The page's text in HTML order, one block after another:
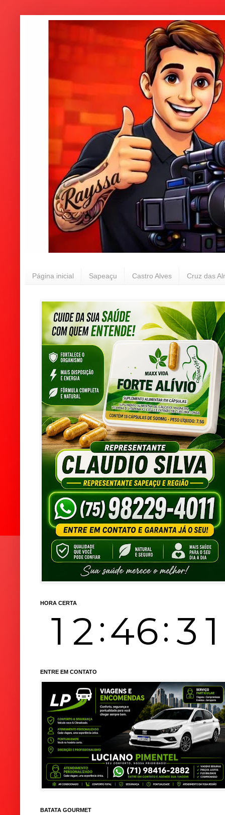
Página inicial Sapeaçu Castro Alves Cruz das
HORA CERTA
ENTRE EM CONTATO
BATATA GOURMET